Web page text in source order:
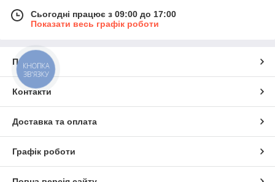
Сьогодні працює з 09:00 до 17:00
Показати весь графік роботи
Про нас
Контакти
Доставка та оплата
Графік роботи
КНОПКА
ЗВ'ЯЗКУ